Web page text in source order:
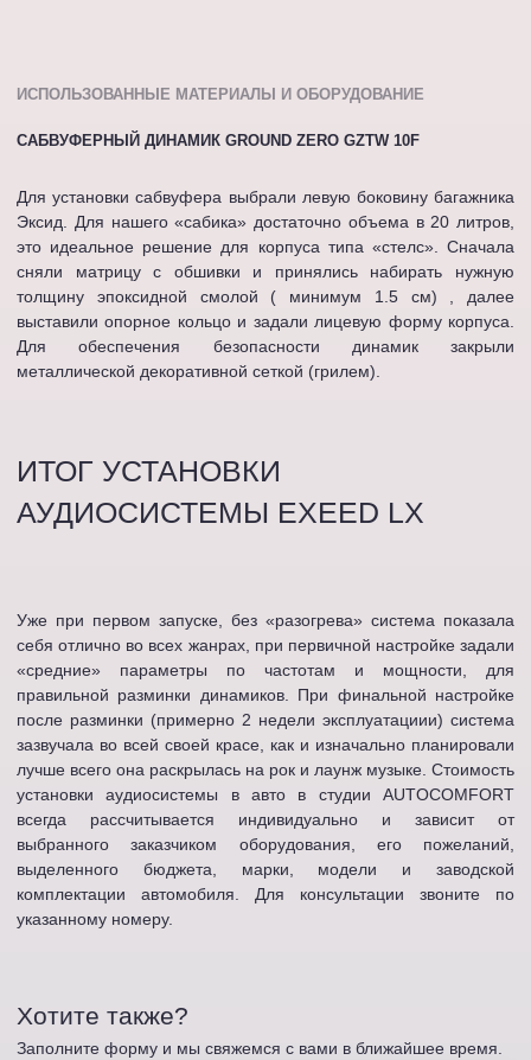
ИСПОЛЬЗОВАННЫЕ МАТЕРИАЛЫ И ОБОРУДОВАНИЕ
САБВУФЕРНЫЙ ДИНАМИК GROUND ZERO GZTW 10F
Для установки сабвуфера выбрали левую боковину багажника
Эксид. Для нашего «сабика» достаточно объема в 20 литров,
это идеальное решение для корпуса типа «стелс». Сначала
сняли матрицу с обшивки и принялись набирать нужную
толщину эпоксидной смолой ( минимум 1.5 см) , далее
выставили опорное кольцо и задали лицевую форму корпуса.
Для обеспечения безопасности динамик закрыли
металлической декоративной сеткой (грилем).
ИТОГ УСТАНОВКИ
АУДИОСИСТЕМЫ EXEED LX
Уже при первом запуске, без «разогрева» система показала
себя отлично во всех жанрах, при первичной настройке задали
«средние» параметры по частотам и мощности, для
правильной разминки динамиков. При финальной настройке
после разминки (примерно 2 недели эксплуатациии) система
зазвучала во всей своей красе, как и изначально планировали
лучше всего она раскрылась на рок и лаунж музыке. Стоимость
установки аудиосистемы в авто в студии AUTOCOMFORT
всегда рассчитывается индивидуально и зависит от
выбранного заказчиком оборудования, его пожеланий,
выделенного бюджета, марки, модели и заводской
комплектации автомобиля. Для консультации звоните по
указанному номеру.
Хотите также?
Заполните форму и мы свяжемся с вами в ближайшее время.